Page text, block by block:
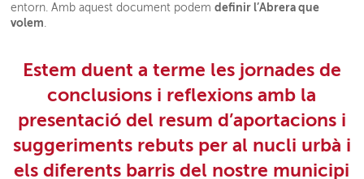
entorn. Amb aquest document podemdefinir l’Abrera que
volem.
Estem duent a terme les jornades de
conclusions i reflexions amb la
presentació del resum d’aportacions i
suggeriments rebuts per al nucli urbà i
els diferents barris del nostre municipi